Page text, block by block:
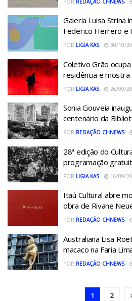
Galeria Luisa Strina
Federico Herrero e
POR LIGIA KAS 30/10/
Coletivo Grão
residência e mostra
POR LIGIA KAS 26/09/
Sonia Gouveia
centenário da
POR REDAÇÃO CHNEWS
28ª edição do
programação
POR LIGIA KAS 16/09/
Itaú Cultural abre
obra de Rivane
POR REDAÇÃO CHNEWS
Australiana Lisa
macaco na Faria
POR REDAÇÃO CHNEWS
1 2